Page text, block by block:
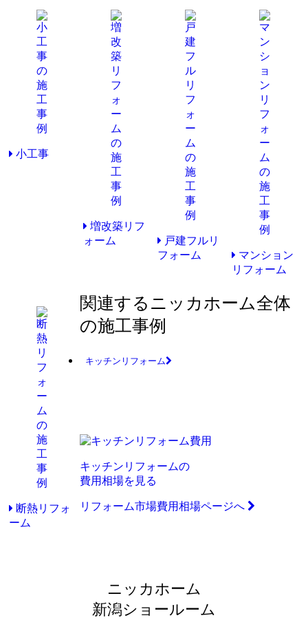
小工事
増改築リフ
ォーム
戸建フルリ
フォーム
マンション
リフォーム
断熱リフォ
ーム
関連するニッカホーム全体
の施工事例
キッチンリフォーム
キッチンリフォームの
費用相場を見る
リフォーム市場費用相場ページへ
ニッカホーム
新潟ショールーム